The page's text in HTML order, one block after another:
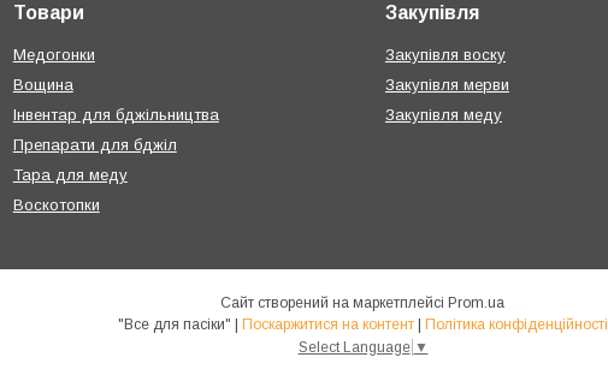
Товари
Медогонки
Вощина
Інвентар для бджільництва
Препарати для бджіл
Тара для меду
Воскотопки
Закупівля
Закупівля воску
Закупівля мерви
Закупівля меду
Сайт створений на маркетплейсі Prom.ua
"Все для пасіки" | Поскаржитися на контент | Політика конфіденційності
Select Language ▼